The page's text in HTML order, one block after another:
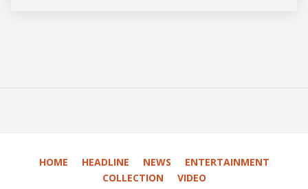
HOME HEADLINE NEWS
ENTERTAINMENT
COLLECTION
VIDEO